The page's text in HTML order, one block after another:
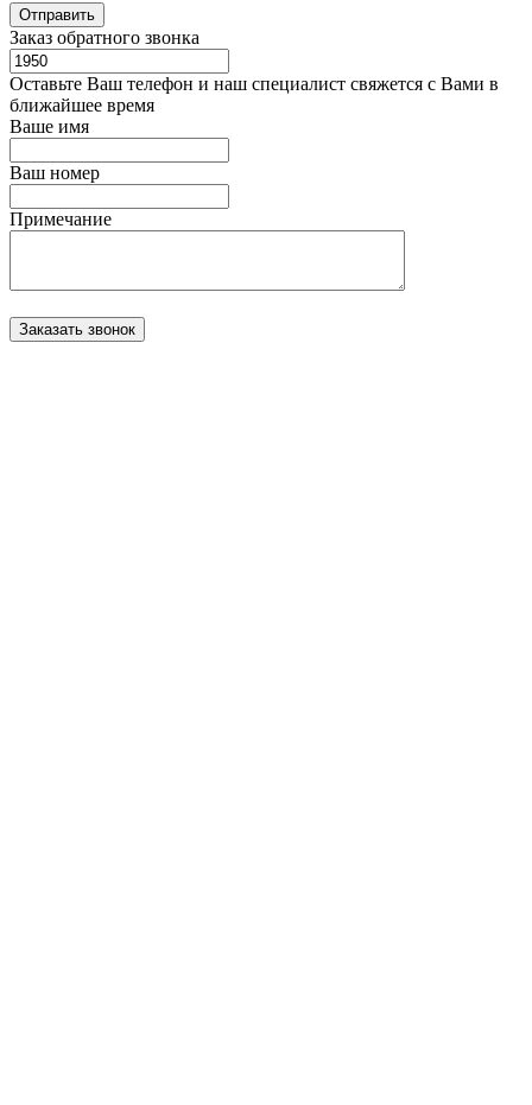
Заказ обратного звонка
Оставьте Ваш телефон и наш специалист свяжется с Вами в
ближайшее время
Ваше имя
Ваш номер
Примечание